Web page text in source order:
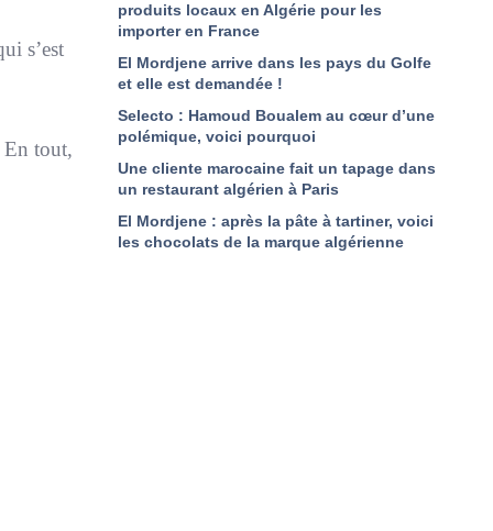
s’est
En tout,
produits locaux en Algérie pour les
importer en France
El Mordjene arrive dans les pays du Golfe
et elle est demandée !
Selecto : Hamoud Boualem au cœur d’une
polémique, voici pourquoi
Une cliente marocaine fait un tapage dans
un restaurant algérien à Paris
El Mordjene : après la pâte à tartiner, voici
les chocolats de la marque algérienne